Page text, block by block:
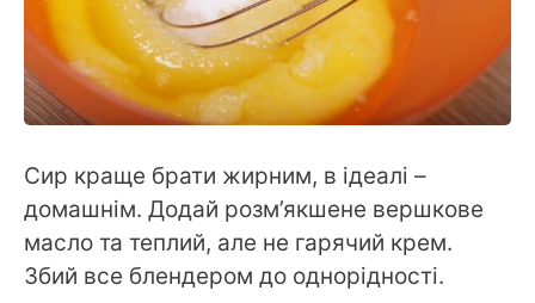
Сир краще брати жирним, в ідеалі –
домашнім. Додай розм’якшене вершкове
масло та теплий, але не гарячий крем.
Збий все блендером до однорідності.